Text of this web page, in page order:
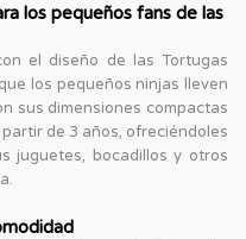
los pequeños fans de las
el diseño de las Tortugas
los pequeños ninjas lleven
sus dimensiones compactas
de 3 años, ofreciéndoles
juguetes, bocadillos y otros